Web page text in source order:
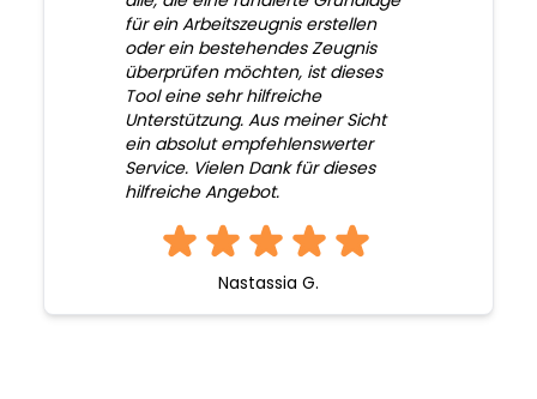
für ein Arbeitszeugnis erstellen
oder ein bestehendes Zeugnis
überprüfen möchten, ist dieses
Tool eine sehr hilfreiche
Unterstützung. Aus meiner Sicht
ein absolut empfehlenswerter
Service. Vielen Dank für dieses
hilfreiche Angebot.
Nastassia G.